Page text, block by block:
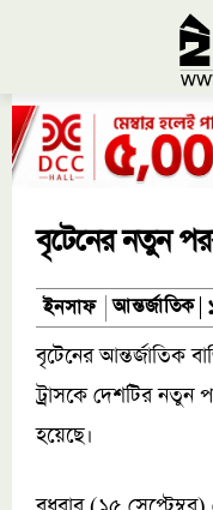
বৃটেনের নতুন
ইনসাফ আন্তর্জাতিক
বৃটেনের আন্তর্জাতিক
ট্রাসকে দেশটির নতুন
হয়েছে।